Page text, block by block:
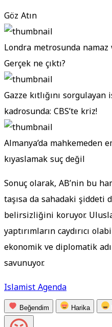
Göz Atın
Londra metrosunda
Gerçek ne çıktı?
Gazze kıtlığını
kadrosunda: CBS’te kriz!
Almanya’da mahkemeden
kıyaslamak suç değil
Sonuç olarak, AB’nin bu
taşısa da sahadaki
belirsizliğini koruyor.
yaptırımların caydırıcı
ekonomik ve diplomatik
savunuyor.
Islamist Agenda
Beğendim Harika